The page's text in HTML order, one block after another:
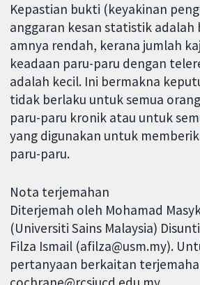
Kepastian bukti (keyakinan
anggaran kesan statistik adalah
amnya rendah, kerana jumlah
keadaan paru-paru dengan
adalah kecil. Ini bermakna
tidak berlaku untuk semua
paru-paru kronik atau untuk
yang digunakan untuk
paru-paru.
Nota terjemahan
Diterjemah oleh Mohamad
(Universiti Sains Malaysia)
Filza Ismail (afilza@usm.my).
pertanyaan berkaitan